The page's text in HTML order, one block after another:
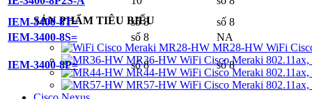
SẢN PHẨM TIÊU BIỂU
MR28-HW WiFi
MR36-HW WiFi Cisco Meraki
MR44-HW WiFi Cisco Meraki
MR57-HW WiFi Cisco Meraki 802.11ax,
IEM-3400-8T=
số 8 số 8
IEM-3400-8S=
số 8 NA
IEM-3400-8P= số 8 số 8